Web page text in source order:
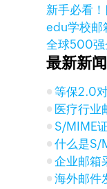
新手必看
edu学校邮
全球500强
最新新闻
等保2.0
医疗行业
S/MIME
什么是S/
企业邮箱
海外邮件